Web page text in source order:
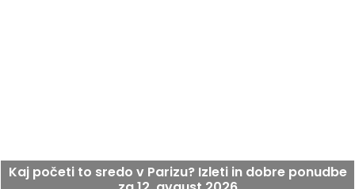
Kaj početi to sredo v Parizu? Izleti in dobre ponudbe